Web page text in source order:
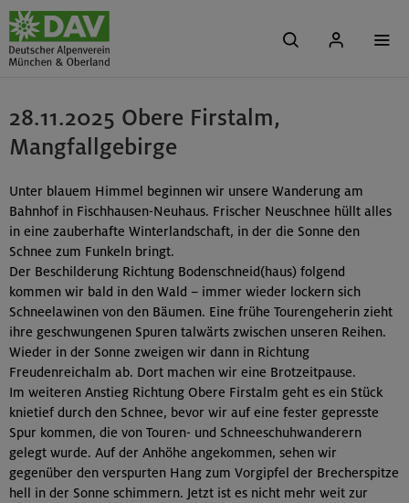
28.11.2025 Obere Firstalm,
Mangfallgebirge
Unter blauem Himmel beginnen wir unsere Wanderung am
Bahnhof in Fischhausen-Neuhaus. Frischer Neuschnee hüllt alles
in eine zauberhafte Winterlandschaft, in der die Sonne den
Schnee zum Funkeln bringt.
Der Beschilderung Richtung Bodenschneid(haus) folgend
kommen wir bald in den Wald – immer wieder lockern sich
Schneelawinen von den Bäumen. Eine frühe Tourengeherin zieht
ihre geschwungenen Spuren talwärts zwischen unseren Reihen.
Wieder in der Sonne zweigen wir dann in Richtung
Freudenreichalm ab. Dort machen wir eine Brotzeitpause.
Im weiteren Anstieg Richtung Obere Firstalm geht es ein Stück
knietief durch den Schnee, bevor wir auf eine fester gepresste
Spur kommen, die von Touren- und Schneeschuhwanderern
gelegt wurde. Auf der Anhöhe angekommen, sehen wir
gegenüber den verspurten Hang zum Vorgipfel der Brecherspitze
hell in der Sonne schimmern. Jetzt ist es nicht mehr weit zur